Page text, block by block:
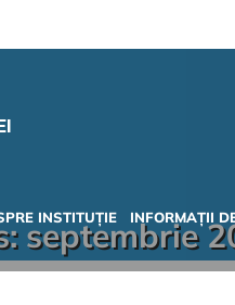
INSTITUȚIE INFORMAȚII
septembrie